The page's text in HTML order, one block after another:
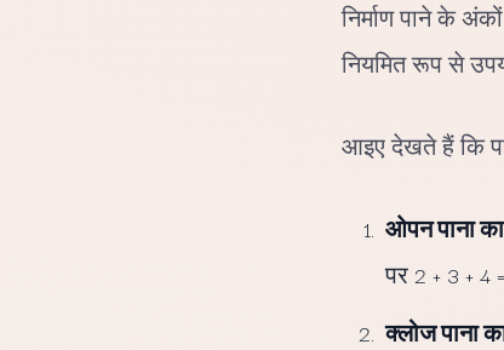
निर्माण पाने के
नियमित रूप से
आइए देखते हैं कि
ओपन पाना
पर 2 + 3 +
क्लोज पाना